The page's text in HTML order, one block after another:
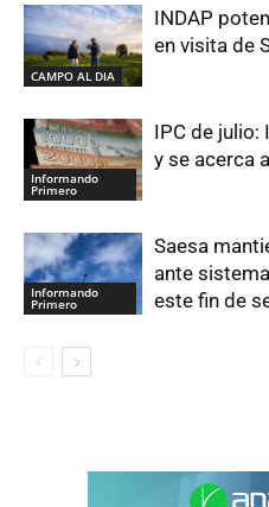
CAMPO AL DIA
INDAP
en visita de
Informando
Primero
IPC de julio:
y se acerca
Informando
Primero
Saesa
ante
este fin de